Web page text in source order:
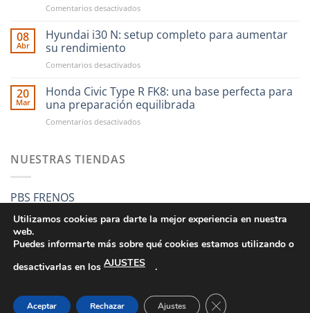
en
Motorsport
fácil
nunca
Comentarios desactivadosen
Ultra
Shifter:
nueva
de
entender
cambio
08
Abr
Hyundai i30 N: setup completo para aumentar
su rendimiento
Comentarios desactivadosen
i30
setup
completo
20
Mar
Honda Civic Type R FK8: una base perfecta para
una preparación equilibrada
Comentarios desactivadosen
base
perfecta
preparación
equilibrada
NUESTRAS TIENDAS
PBS FRENOS
SUS DATOS SEGUROS
Utilizamos cookies para darte la mejor experiencia en nuestra
web.
Puedes informarte más sobre qué cookies estamos utilizando o
desactivarlas en los AJUSTES .
Aceptar Rechazar Ajustes CERRAR EL